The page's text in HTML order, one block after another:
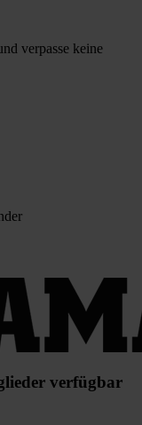
verpasse keine
verfügbar